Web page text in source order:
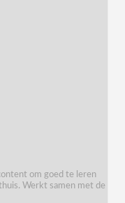
om goed te leren
Werkt samen met de